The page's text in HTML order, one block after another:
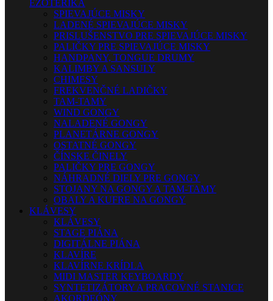
EZOTERIKA
SPIEVAJÚCE MISKY
LADENÉ SPIEVAJÚCE MISKY
PRISLUŠENSTVO PRE SPIEVAJÚCE MISKY
PALIČKY PRE SPIEVAJÚCE MISKY
HANDPANY, TONGUE DRUMY
KALIMBY A SANSULY
CHIMESY
FREKVENČNÉ LADIČKY
TAM-TAMY
WIND GONGY
NALADENÉ GONGY
PLANETÁRNE GONGY
OSTATNÉ GONGY
ČÍNSKE ČINELY
PALIČKY PRE GONGY
NÁHRADNÉ DIELY PRE GONGY
STOJANY NA GONGY A TAM-TAMY
OBALY A KUFRE NA GONGY
KLÁVESY
KLÁVESY
STAGE PIÁNA
DIGITÁLNE PIÁNA
KLAVÍRE
KLAVÍRNE KRÍDLA
MIDI MASTER KEYBOARDY
SYNTETIZÁTORY A PRACOVNÉ STANICE
AKORDEÓNY